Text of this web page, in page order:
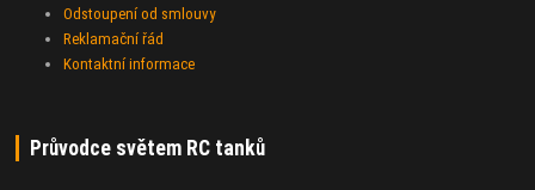
Odstoupení od smlouvy
Reklamační řád
Kontaktní informace
Průvodce světem RC tanků